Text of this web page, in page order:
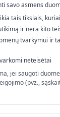
savo asmens
tais tikslais,
ir nėra kito
tvarkymui ir
neteisėtai
jei saugoti
(pvz.,